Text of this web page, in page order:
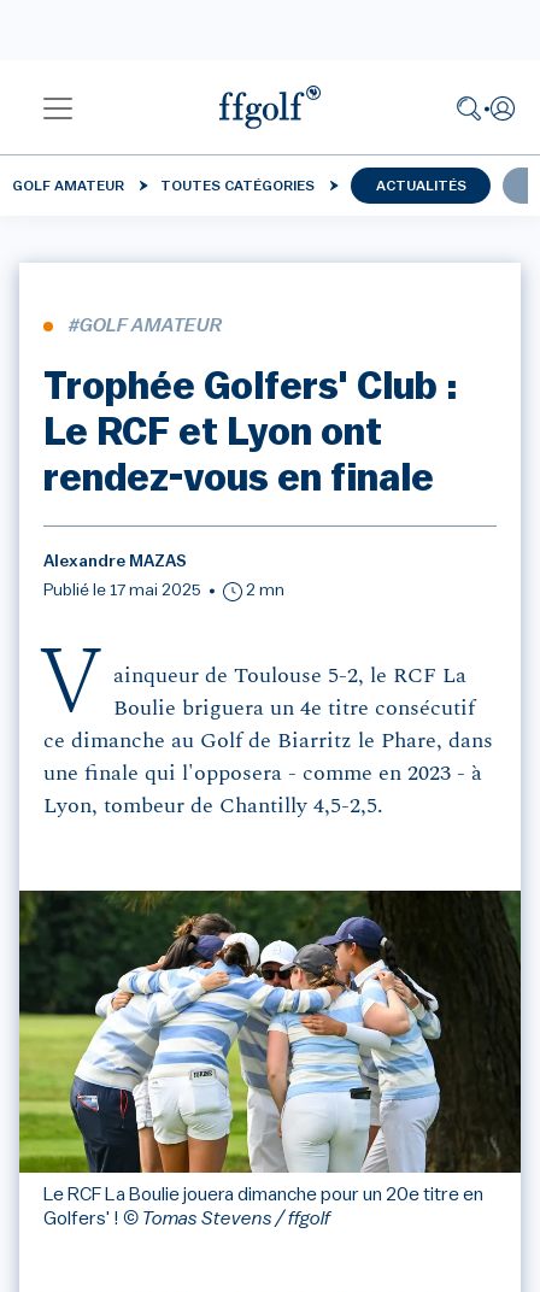
GOLF AMATEUR TOUTES CATÉGORIES ACTUALITÉS
#GOLF AMATEUR
Trophée Golfers' Club :
Le RCF et Lyon ont
rendez-vous en finale
Alexandre MAZAS
Publié le 17 mai 2025
2 mn
V
ainqueur de Toulouse 5-2, le RCF La
Boulie briguera un 4e titre consécutif
ce dimanche au Golf de Biarritz le Phare, dans
une finale qui l'opposera - comme en 2023 - à
Lyon, tombeur de Chantilly 4,5-2,5.
Le RCF La Boulie jouera dimanche pour un 20e titre en
Golfers' ! © Tomas Stevens / ffgolf